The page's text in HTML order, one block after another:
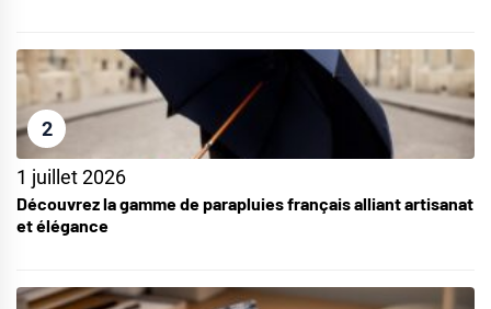
2
1 juillet 2026
Découvrez la gamme de parapluies français alliant artisanat
et élégance